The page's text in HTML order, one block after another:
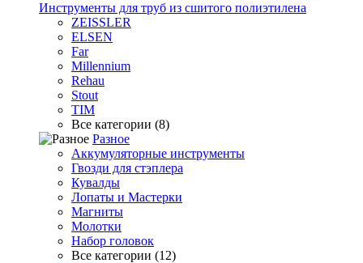
Инструменты для труб из сшитого полиэтилена
ZEISSLER
ELSEN
Far
Millennium
Rehau
Stout
TIM
Все категории (8)
Разное
Аккумуляторные инструменты
Гвозди для стэплера
Кувалды
Лопаты и Мастерки
Магниты
Молотки
Набор головок
Все категории (12)